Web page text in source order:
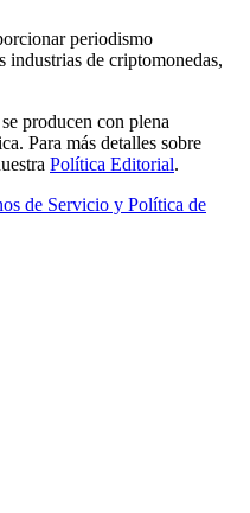
periodismo
industrias de criptomonedas,
producen con plena
Para más detalles sobre
Política Editorial.
de Servicio y Política de